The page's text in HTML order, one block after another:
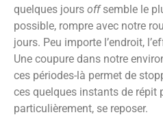
quelques jours offsemble le
possible, rompre avec notre
jours. Peu importe l’endroit,
Une coupure dans notre
ces périodes-là permet de
ces quelques instants de répit
particulièrement, se reposer.